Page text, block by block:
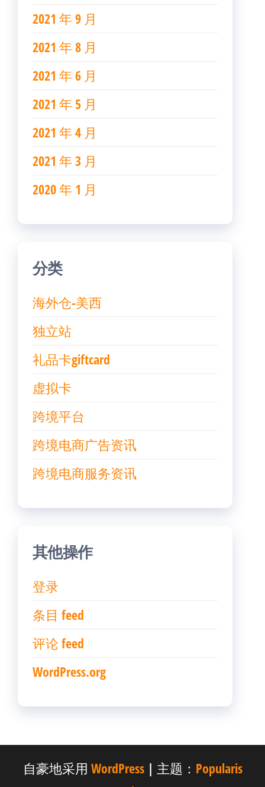
2021 年 9 月
2021 年 8 月
2021 年 6 月
2021 年 5 月
2021 年 4 月
2021 年 3 月
2020 年 1 月
分类
海外仓-美西
独立站
礼品卡giftcard
虚拟卡
跨境平台
跨境电商广告资讯
跨境电商服务资讯
其他操作
登录
条目 feed
评论 feed
WordPress.org
自豪地采用 WordPress | 主题： Popularis